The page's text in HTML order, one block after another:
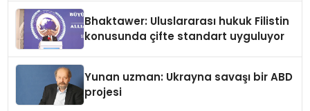
Bhaktawer: Uluslararası hukuk Filistin
konusunda çifte standart uyguluyor
Yunan uzman: Ukrayna savaşı bir ABD
projesi